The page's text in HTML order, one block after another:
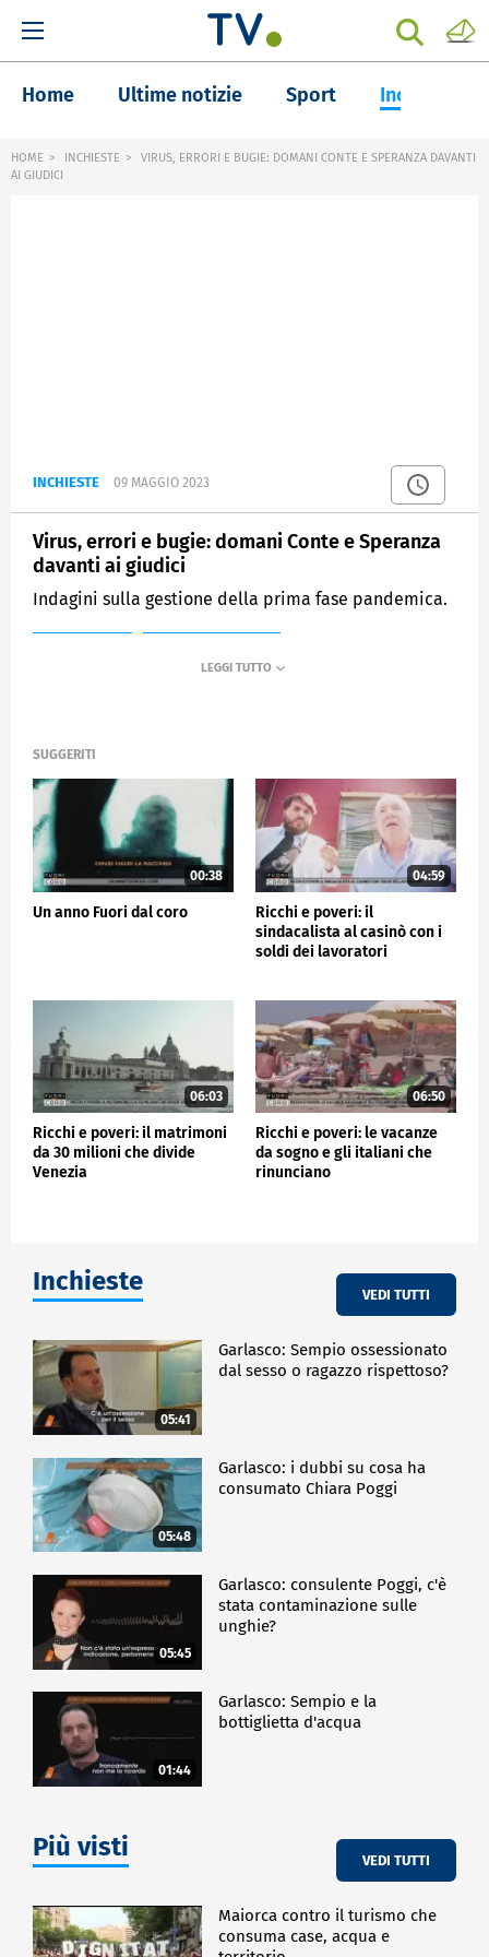
Home Ultime notizie Sport Inchieste
HOME INCHIESTE
VIRUS, ERRORI E BUGIE: DOMANI CONTE E SPERANZA DAVANTI
AI GIUDICI
INCHIESTE 09 MAGGIO 2023
Virus, errori e bugie: domani Conte e Speranza
davanti ai giudici
Indagini sulla gestione della prima fase pandemica.
SUGGERITI
00:38
Un anno Fuori dal coro
04:59
Ricchi e poveri: il
sindacalista al casinò con i
soldi dei lavoratori
06:03
Ricchi e poveri: il matrimoni
da 30 milioni che divide
Venezia
06:50
Ricchi e poveri: le vacanze
da sogno e gli italiani che
rinunciano
Inchieste VEDI TUTTI
05:41
Garlasco: Sempio ossessionato
dal sesso o ragazzo rispettoso?
05:48
Garlasco: i dubbi su cosa ha
consumato Chiara Poggi
05:45
Garlasco: consulente Poggi, c'è
stata contaminazione sulle
unghie?
01:44
Garlasco: Sempio e la
bottiglietta d'acqua
Più visti VEDI TUTTI
Maiorca contro il turismo che
consuma case, acqua e